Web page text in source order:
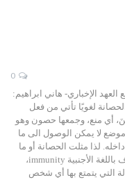
العهد الإخباري- هاني ابراهيم:
لغويًا تأتي من فعل
أي منع، وجمعها حصون وهو
لا يمكن الوصول الى ما
لذا مثلت الحصانة أو ما
يعرف باللغة الأجنبية immunity،
التي يتمتع بها أي شخص